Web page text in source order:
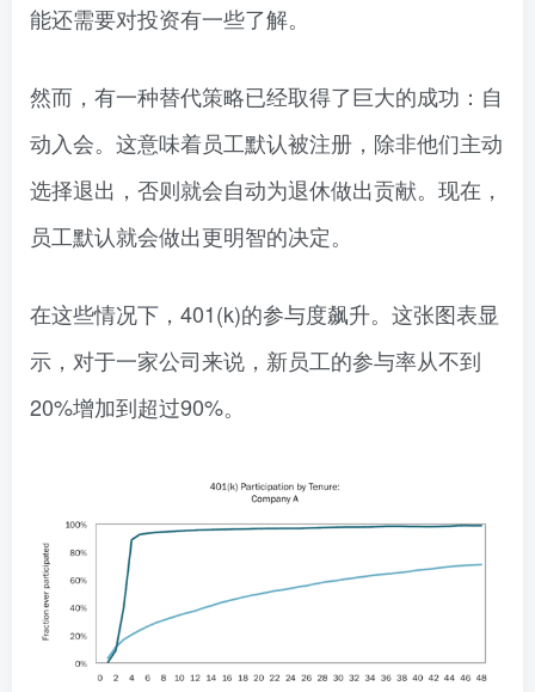
能还需要对投资有一些了解。
然而，有一种替代策略已经取得了巨大的成功：自
动入会。这意味着员工默认被注册，除非他们主动
选择退出，否则就会自动为退休做出贡献。现在，
员工默认就会做出更明智的决定。
在这些情况下，401(k)的参与度飙升。这张图表显
示，对于一家公司来说，新员工的参与率从不到
20%增加到超过90%。